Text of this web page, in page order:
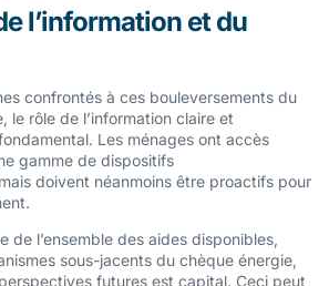
l’information et du
confrontés à ces bouleversements du
le rôle de l’information claire et
Les ménages ont accès
gamme de dispositifs
doivent néanmoins être proactifs pour
de l’ensemble des aides disponibles,
sous-jacents du chèque énergie,
futures est capital. Ceci peut